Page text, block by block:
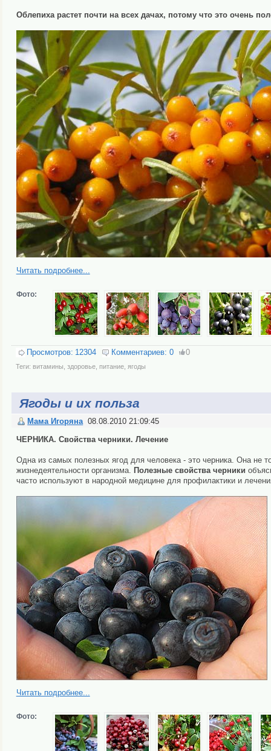
Облепиха растет почти на всех дачах, потому что это очень
Читать подробнее...
Фото:
Просмотров: 12304 Комментариев: 0 0
Теги: витамины здоровье, питание, ягоды
Ягоды и их польза
Мама Игоряна 08.08.2010 21:09:45
ЧЕРНИКА. Свойства черники. Лечение
Одна из самых полезных ягод для человека - это черника. Она не
жизнедеятельности организма. Полезные свойства черники
часто используют в народной медицине для профилактики и
Читать подробнее...
Фото: